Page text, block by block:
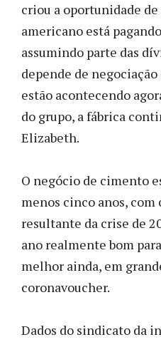
criou a oportunidade
americano está
assumindo parte das
depende de negociação
estão acontecendo
do grupo, a fábrica
Elizabeth.
O negócio de cimento
menos cinco anos, com
resultante da crise de
ano realmente bom
melhor ainda, em
coronavoucher.
Dados do sindicato da